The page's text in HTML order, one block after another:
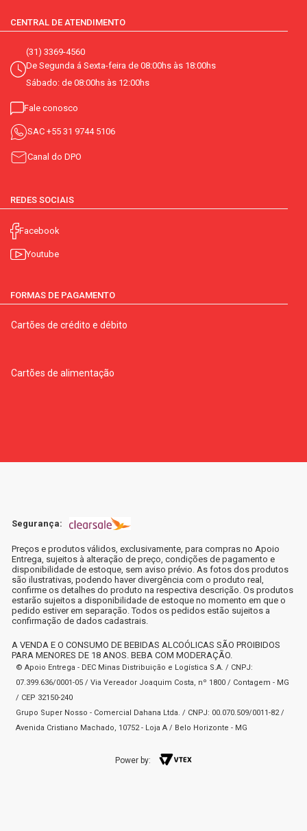
CENTRAL DE ATENDIMENTO
(31) 3369-4560
De Segunda á Sexta-feira de 08:00hs às 18:00hs
Sábado: de 08:00hs às 12:00hs
Fale conosco
SAC +55 31 9744 5106
Canal do DPO
REDES SOCIAIS
Facebook
Youtube
FORMAS DE PAGAMENTO
Cartões de crédito e débito
Cartões de alimentação
Segurança:
Preços e produtos válidos, exclusivamente, para compras no Apoio
Entrega, sujeitos à alteração de preço, condições de pagamento e
disponibilidade de estoque, sem aviso prévio. As fotos dos produtos
são ilustrativas, podendo haver divergência com o produto real,
confirme os detalhes do produto na respectiva descrição. Os produtos
estarão sujeitos a disponibilidade de estoque no momento em que o
pedido estiver em separação. Todos os pedidos estão sujeitos a
confirmação de dados cadastrais.
A VENDA E O CONSUMO DE BEBIDAS ALCOÓLICAS SÃO PROIBIDOS
PARA MENORES DE 18 ANOS. BEBA COM MODERAÇÃO.
© Apoio Entrega - DEC Minas Distribuição e Logística S.A. / CNPJ:
07.399.636/0001-05 / Via Vereador Joaquim Costa, nº 1800 / Contagem - MG
/ CEP 32150-240
Grupo Super Nosso - Comercial Dahana Ltda. / CNPJ: 00.070.509/0011-82 /
Avenida Cristiano Machado, 10752 - Loja A / Belo Horizonte - MG
Power by: